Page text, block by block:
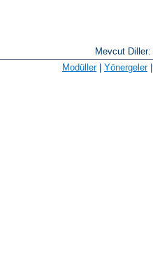
Mevcut Diller:
Modüller| Yönergeler|